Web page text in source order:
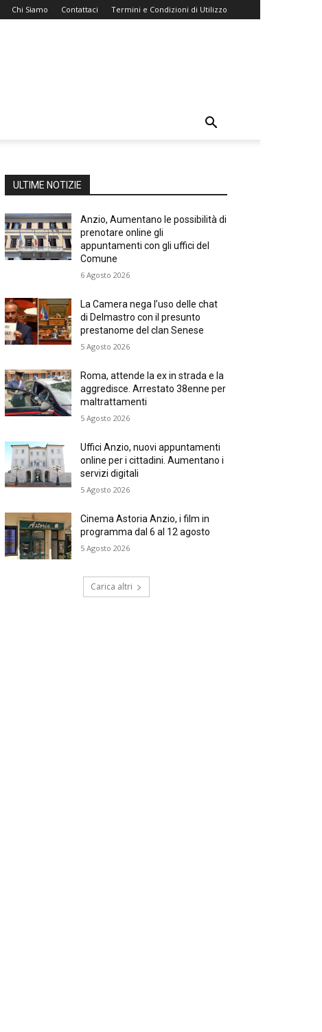
Chi Siamo Contattaci Termini e Condizioni di Utilizzo
ULTIME NOTIZIE
Anzio, Aumentano le possibilità di
prenotare online gli
appuntamenti con gli uffici del
Comune
6 Agosto 2026
La Camera nega l’uso delle chat
di Delmastro con il presunto
prestanome del clan Senese
5 Agosto 2026
Roma, attende la ex in strada e la
aggredisce. Arrestato 38enne per
maltrattamenti
5 Agosto 2026
Uffici Anzio, nuovi appuntamenti
online per i cittadini. Aumentano i
servizi digitali
5 Agosto 2026
Cinema Astoria Anzio, i film in
programma dal 6 al 12 agosto
5 Agosto 2026
Carica altri